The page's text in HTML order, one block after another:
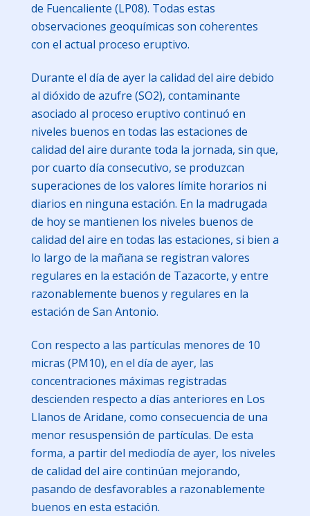
de Fuencaliente (LP08). Todas estas
observaciones geoquímicas son coherentes
con el actual proceso eruptivo.
Durante el día de ayer la calidad del aire debido
al dióxido de azufre (SO2), contaminante
asociado al proceso eruptivo continuó en
niveles buenos en todas las estaciones de
calidad del aire durante toda la jornada, sin que,
por cuarto día consecutivo, se produzcan
superaciones de los valores límite horarios ni
diarios en ninguna estación. En la madrugada
de hoy se mantienen los niveles buenos de
calidad del aire en todas las estaciones, si bien a
lo largo de la mañana se registran valores
regulares en la estación de Tazacorte, y entre
razonablemente buenos y regulares en la
estación de San Antonio.
Con respecto a las partículas menores de 10
micras (PM10), en el día de ayer, las
concentraciones máximas registradas
descienden respecto a días anteriores en Los
Llanos de Aridane, como consecuencia de una
menor resuspensión de partículas. De esta
forma, a partir del mediodía de ayer, los niveles
de calidad del aire continúan mejorando,
pasando de desfavorables a razonablemente
buenos en esta estación.